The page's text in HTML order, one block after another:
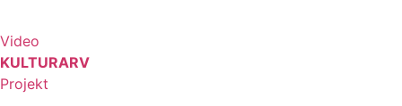
Video
KULTURARV
Projekt